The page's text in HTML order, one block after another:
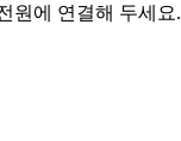
원에 연결해 두세요.